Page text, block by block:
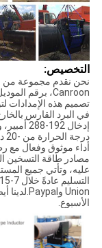
التخصيص:
نحن نقدم مجموعة من
تصميم هذه الإمدادات
في البرد القارس
عليه، وتأتي جميع
الأسبوع.